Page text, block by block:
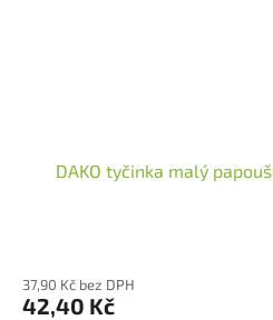
DAKO tyčinka malý
37,90 Kč bez DPH
42,40 Kč